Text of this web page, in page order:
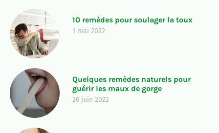
10 remèdes pour soulager la toux
1 mai 2022
Quelques remèdes naturels pour
guérir les maux de gorge
26 juin 2022